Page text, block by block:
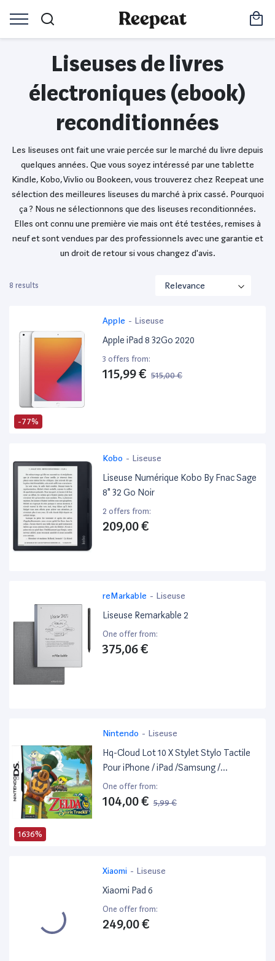
Liseuses de livres
électroniques (ebook)
reconditionnées
Les liseuses ont fait une vraie percée sur le marché du livre depuis
quelques années. Que vous soyez intéressé par une tablette
Kindle, Kobo, Vivlio ou Bookeen, vous trouverez chez Reepeat une
sélection des meilleures liseuses du marché à prix cassé. Pourquoi
ça ? Nous ne sélectionnons que des liseuses reconditionnées.
Elles ont connu une première vie mais ont été testées, remises à
neuf et sont vendues par des professionnels avec une garantie et
un droit de retour si vous changez d'avis.
8 results
-77%
Apple - Liseuse
Apple iPad 8 32Go 2020
3 offers from:
115,99 € 515,00 €
Kobo - Liseuse
Liseuse Numérique Kobo By Fnac Sage
8" 32 Go Noir
2 offers from:
209,00 €
reMarkable - Liseuse
Liseuse Remarkable 2
One offer from:
375,06 €
1636%
Nintendo - Liseuse
Hq-Cloud Lot 10 X Stylet Stylo Tactile
Pour iPhone / iPad /Samsung /
Motorola /Kindle, LG, Htc, Sony,
Huawei, Blackberry
One offer from:
104,00 € 5,99 €
Xiaomi - Liseuse
Xiaomi Pad 6
One offer from:
249,00 €